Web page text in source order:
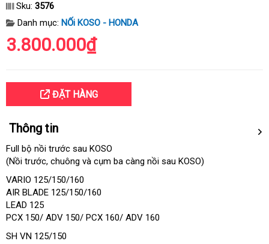
Sku: 3576
Danh mục: NỐi KOSO - HONDA
3.800.000₫
ĐẶT HÀNG
Thông tin
Full bộ nồi trước sau KOSO
(Nồi trước, chuông và cụm ba càng nồi sau KOSO)
VARIO 125/150/160
AIR BLADE 125/150/160
LEAD 125
PCX 150/ ADV 150/ PCX 160/ ADV 160
SH VN 125/150